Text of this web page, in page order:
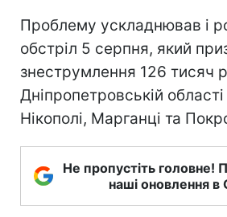
Проблему ускладнював і
обстріл 5 серпня, який
знеструмлення 126 тисяч
Дніпропетровській
Нікополі, Марганці та
Не пропустіть головне!
наші оновлення в